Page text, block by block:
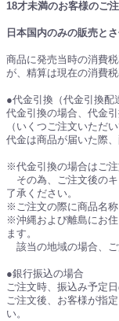
18才未満のお客様のご
日本国内のみの販売と
商品に発売当時の消費
が、精算は現在の消費
●代金引換（代金引換配
代金引換の場合、代金
（いくつご注文いただ
代金は商品が届いた際
※代金引換の場合はご注
その為、ご注文後のキ
了承ください。
※ご注文の際に商品名称
※沖縄および離島にお
ます。
該当の地域の場合、ご
●銀行振込の場合
ご注文時、振込み予定
ご注文後、お客様が指
い。